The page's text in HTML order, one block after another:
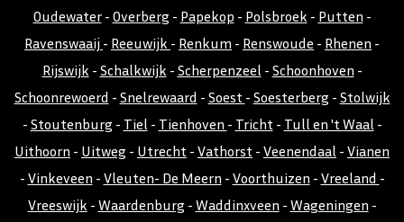
Oudewater- Overberg - Papekop - Polsbroek - Putten -
Ravenswaaij - Reeuwijk - Renkum - Renswoude - Rhenen -
Rijswijk - Schalkwijk - Scherpenzeel - Schoonhoven -
Schoonrewoerd - Snelrewaard - Soest - Soesterberg - Stolwijk
- Stoutenburg - Tiel - Tienhoven - Tricht- Tull en 't Waal -
Uithoorn - Uitweg - Utrecht - Vathorst - Veenendaal - Vianen
- Vinkeveen - Vleuten- De Meern - Voorthuizen - Vreeland -
Vreeswijk - Waardenburg - Waddinxveen - Wageningen -